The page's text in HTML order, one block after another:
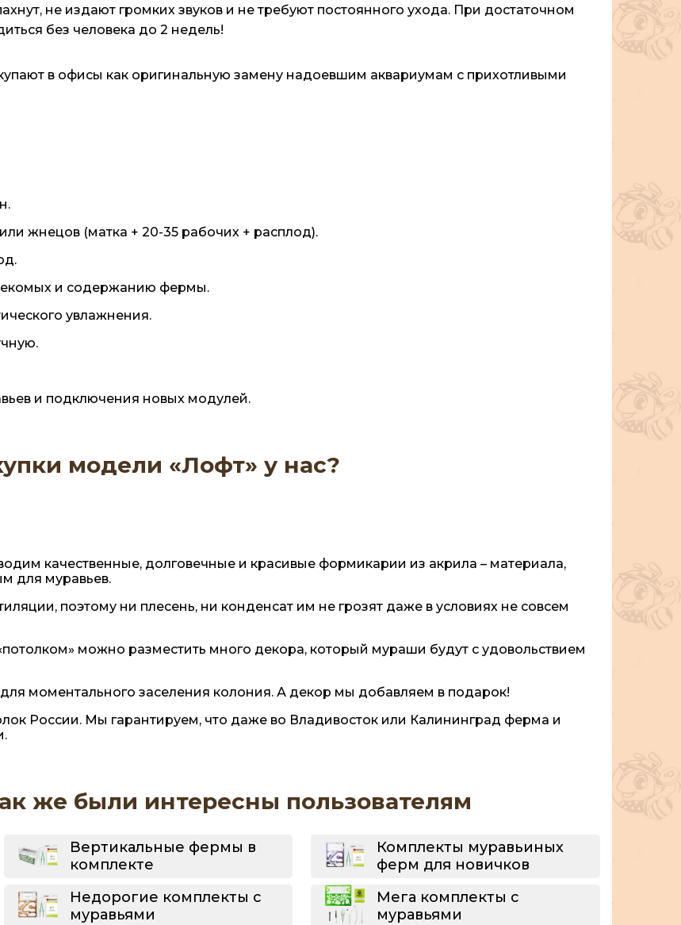
не издают громких звуков и не требуют постоянного ухода. При достаточном
без человека до 2 недель!
в офисы как оригинальную замену надоевшим аквариумам с прихотливыми
жнецов (матка + 20-35 рабочих + расплод).
и содержанию фермы.
увлажнения.
и подключения новых модулей.
модели «Лофт» у нас?
качественные, долговечные и красивые формикарии из акрила – материала,
для муравьев.
поэтому ни плесень, ни конденсат им не грозят даже в условиях не совсем
можно разместить много декора, который мураши будут с удовольствием
моментального заселения колония. А декор мы добавляем в подарок!
России. Мы гарантируем, что даже во Владивосток или Калининград ферма и
же были интересны пользователям
Вертикальные фермы в
комплекте
Комплекты муравьиных
ферм для новичков
Недорогие комплекты с
муравьями
Мега комплекты с
муравьями